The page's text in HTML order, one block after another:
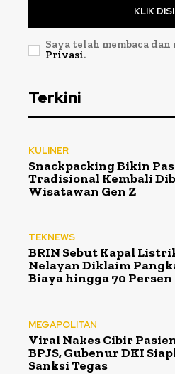
KLIK
Saya telah membaca
Privasi.
Terkini
KULINER
Snackpacking Bikin
Tradisional Kembali
Wisatawan Gen Z
TEKNEWS
BRIN Sebut Kapal
Nelayan Diklaim
Biaya hingga 70 Persen
MEGAPOLITAN
Viral Nakes Cibir
BPJS, Gubenur DKI
Sanksi Tegas